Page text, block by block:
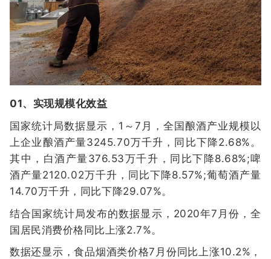
01、实现规模化效益
国家统计局数据显示，1～7月，全国酿酒产业规模以
上企业酿酒产量3245.70万千升，同比下降2.68%。
其中，白酒产量376.53万千升，同比下降8.68%;啤
酒产量2120.02万千升，同比下降8.57%;葡萄酒产量
14.70万千升，同比下降29.07%。
结合国家统计局发布的数据显示，2020年7月份，全
国居民消费价格同比上涨2.7%。
数据还显示，食品烟酒类价格7月份同比上涨10.2%，